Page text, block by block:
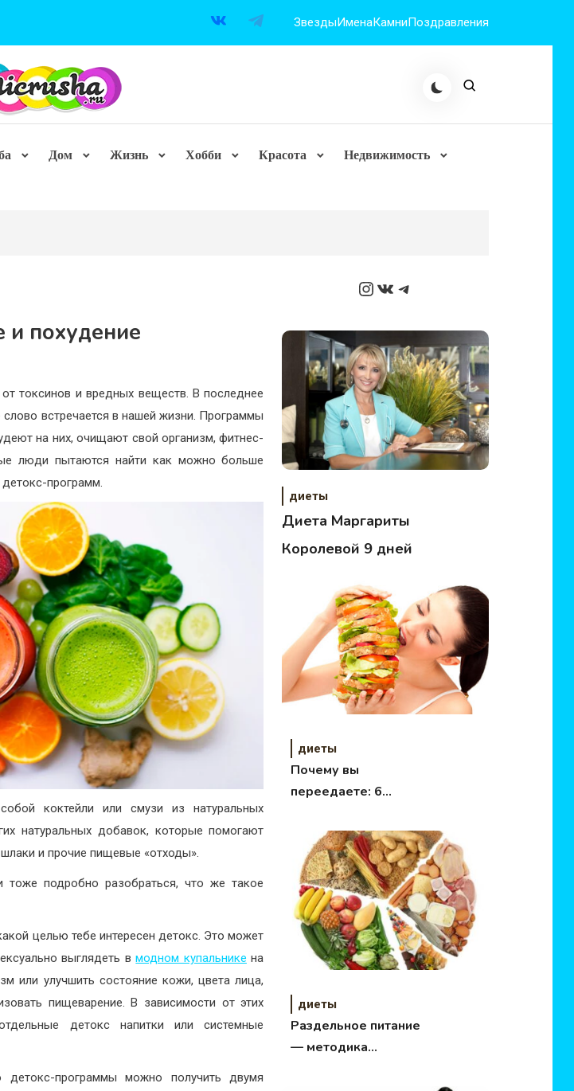
ЗвездыИменаКамниПоздравления
Дом Жизнь Хобби Красота Недвижимость
и похудение
токсинов и вредных веществ. В последнее
встречается в нашей жизни. Программы
на них, очищают свой организм, фитнес-
люди пытаются найти как можно больше
программ.
коктейли или смузи из натуральных
натуральных добавок, которые помогают
и прочие пищевые «отходы».
тоже подробно разобраться, что же такое
целью тебе интересен детокс. Это может
выглядеть вмодном купальнике на
или улучшить состояние кожи, цвета лица,
пищеварение. В зависимости от этих
детокс напитки или системные
детокс-программы можно получить двумя
Instagram
ВКонтакте
Telegram
диеты
Диета Маргариты
Королевой 9 дней
диеты
Почему вы
переедаете: 6
диеты
Раздельное питание
— методика